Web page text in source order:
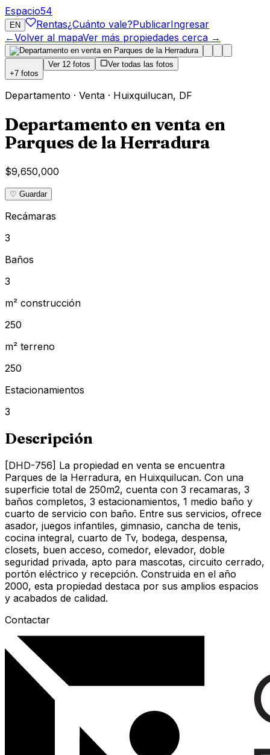
Espacio54
EN Rentas¿Cuánto vale?PublicarIngresar
←Volver al mapaVer más propiedades cerca →
+7 fotos
Ver 12 fotos Ver todas las fotos
Departamento · Venta · Huixquilucan, DF
Departamento en venta en
Parques de la Herradura
$9,650,000
♡ Guardar
Recámaras
3
Baños
3
m² construcción
250
m² terreno
250
Estacionamientos
3
Descripción
[DHD-756] La propiedad en venta se encuentra
Parques de la Herradura, en Huixquilucan. Con una
superficie total de 250m2, cuenta con 3 recamaras, 3
baños completos, 3 estacionamientos, 1 medio baño y
cuarto de servicio con baño. Entre sus servicios, ofrece
asador, juegos infantiles, gimnasio, cancha de tenis,
cocina integral, cuarto de Tv, bodega, despensa,
closets, buen acceso, comedor, elevador, doble
seguridad privada, apto para mascotas, circuito cerrado,
portón eléctrico y recepción. Construida en el año
2000, esta propiedad destaca por sus amplios espacios
y acabados de calidad.
Contactar